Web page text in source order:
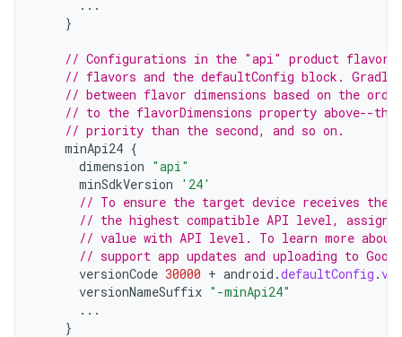
...
}
// Configurations in the "api" product flavors
// flavors and the defaultConfig block.
// between flavor dimensions based on the
// to the flavorDimensions property above--
// priority than the second, and so on.
minApi24 {
dimension "api"
minSdkVersion
'24'
// To ensure the target device receives the
// the highest compatible API level, assign
// value with API level. To learn more about
// support app updates and uploading to
versionCode 30000 + android .defaultConfig .
versionNameSuffix "-minApi24"
...
}